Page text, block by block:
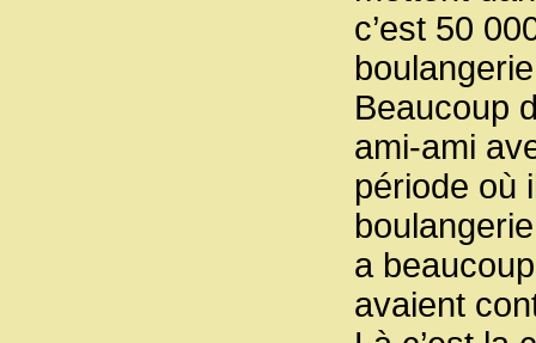
c’est 50
Beaucoup
ami-ami
période où
a
avaient